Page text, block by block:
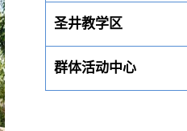
圣井教学区
群体活动中心